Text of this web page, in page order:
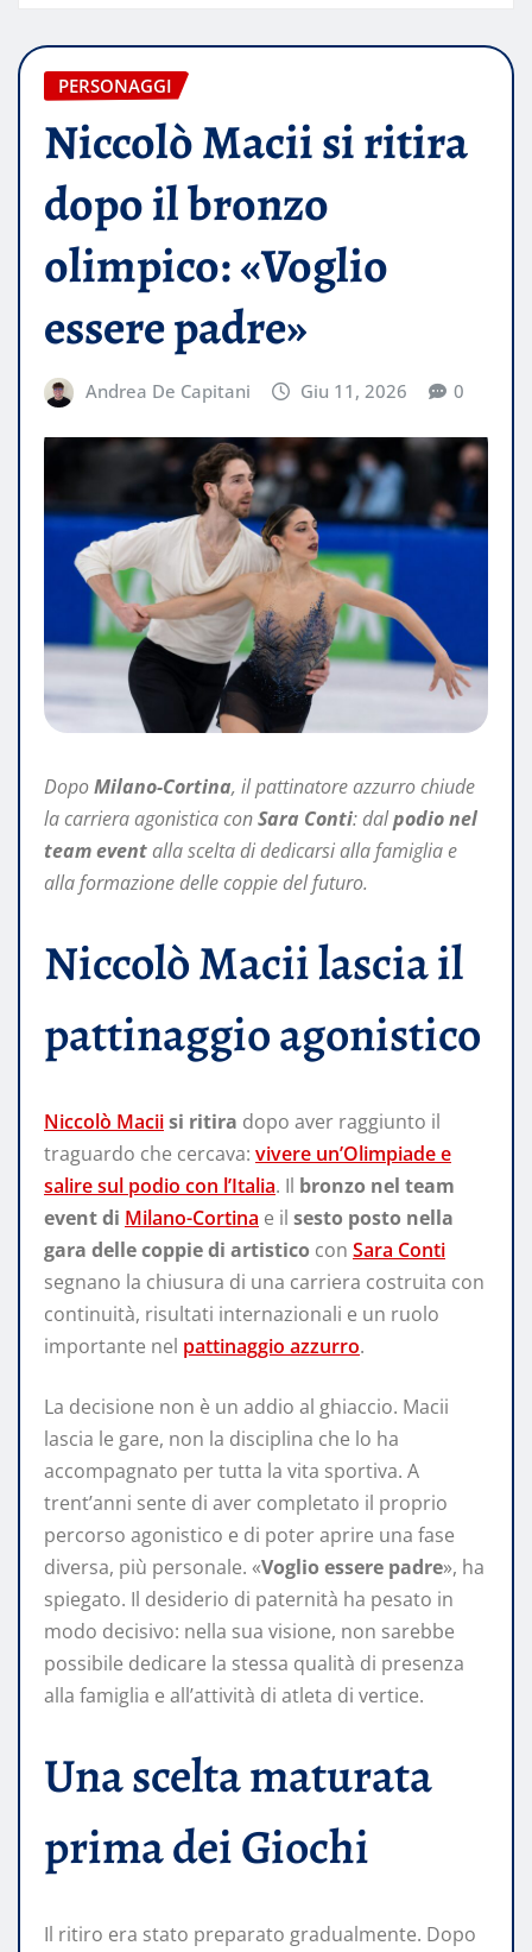
PERSONAGGI
Niccolò Macii si ritira
dopo il bronzo
olimpico: «Voglio
essere padre»
Andrea De Capitani Giu 11, 2026 0
DopoMilano-Cortina, il pattinatore azzurro chiude
la carriera agonistica conSara Conti: dalpodio nel
team eventalla scelta di dedicarsi alla famiglia e
alla formazione delle coppie del futuro.
Niccolò Macii lascia il
pattinaggio agonistico
Niccolò Maciisi ritira dopo aver raggiunto il
traguardo che cercava: vivere un’Olimpiade e
salire sul podio con l’Italia. Il bronzo nel team
event di Milano-Cortina e il sesto posto nella
gara delle coppie di artistico con Sara Conti
segnano la chiusura di una carriera costruita con
continuità, risultati internazionali e un ruolo
importante nel pattinaggio azzurro.
La decisione non è un addio al ghiaccio. Macii
lascia le gare, non la disciplina che lo ha
accompagnato per tutta la vita sportiva. A
trent’anni sente di aver completato il proprio
percorso agonistico e di poter aprire una fase
diversa, più personale. «Voglio essere padre», ha
spiegato. Il desiderio di paternità ha pesato in
modo decisivo: nella sua visione, non sarebbe
possibile dedicare la stessa qualità di presenza
alla famiglia e all’attività di atleta di vertice.
Una scelta maturata
prima dei Giochi
Il ritiro era stato preparato gradualmente. Dopo